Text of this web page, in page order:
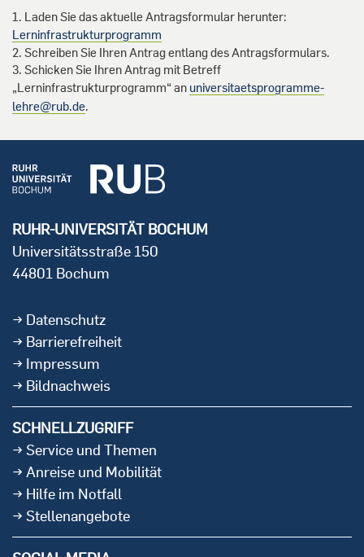
Laden Sie das aktuelle Antragsformular herunter:
Lerninfrastrukturprogramm
Schreiben Sie Ihren Antrag entlang des Antragsformulars.
Schicken Sie Ihren Antrag mit Betreff
„Lerninfrastrukturprogramm“ an universitaetsprogramme-
lehre@rub.de.
RUHR-UNIVERSITÄT BOCHUM
Universitätsstraße 150
44801 Bochum
Datenschutz
Barrierefreiheit
Impressum
Bildnachweis
SCHNELLZUGRIFF
Service und Themen
Anreise und Mobilität
Hilfe im Notfall
Stellenangebote